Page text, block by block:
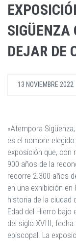
SIGÜENZA
DEJAR DE
13 NOVIEMBRE 2022
«Atempora
es el nombre
exposición que, con
900 años de la
recorre 2.300 años
en una exhibición
historia de la ciudad
Edad del Hierro
del siglo XVIII,
episcopal. La